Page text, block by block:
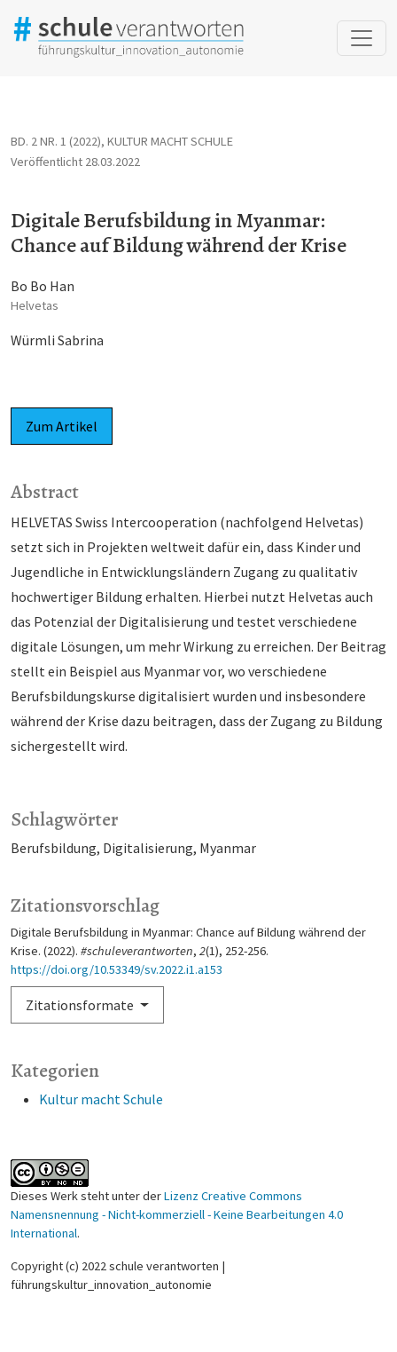
BD. 2 NR. 1 (2022), KULTUR MACHT SCHULE
Digitale Berufsbildung in Myanmar:
Chance auf Bildung während der Krise
Veröffentlicht 28.03.2022
Bo Bo Han
Helvetas
Würmli Sabrina
Zum Artikel
Schlagwörter
Berufsbildung Digitalisierung Myanmar
Kategorien
Kultur macht Schule
Zitationsvorschlag
Digitale Berufsbildung in Myanmar: Chance auf Bildung während der
Krise. (2022). #schuleverantworten, 2(1), 252-256.
https://doi.org/10.53349/sv.2022.i1.a153
Zitationsformate
Abstract
HELVETAS Swiss Intercooperation (nachfolgend Helvetas)
setzt sich in Projekten weltweit dafür ein, dass Kinder und
Jugendliche in Entwicklungsländern Zugang zu qualitativ
hochwertiger Bildung erhalten. Hierbei nutzt Helvetas auch
das Potenzial der Digitalisierung und testet verschiedene
digitale Lösungen, um mehr Wirkung zu erreichen. Der Beitrag
stellt ein Beispiel aus Myanmar vor, wo verschiedene
Berufsbildungskurse digitalisiert wurden und insbesondere
während der Krise dazu beitragen, dass der Zugang zu Bildung
sichergestellt wird.
Dieses Werk steht unter derLizenz Creative Commons
Namensnennung - Nicht-kommerziell - Keine Bearbeitungen 4.0
International.
Copyright (c) 2022 schule verantworten |
führungskultur_innovation_autonomie